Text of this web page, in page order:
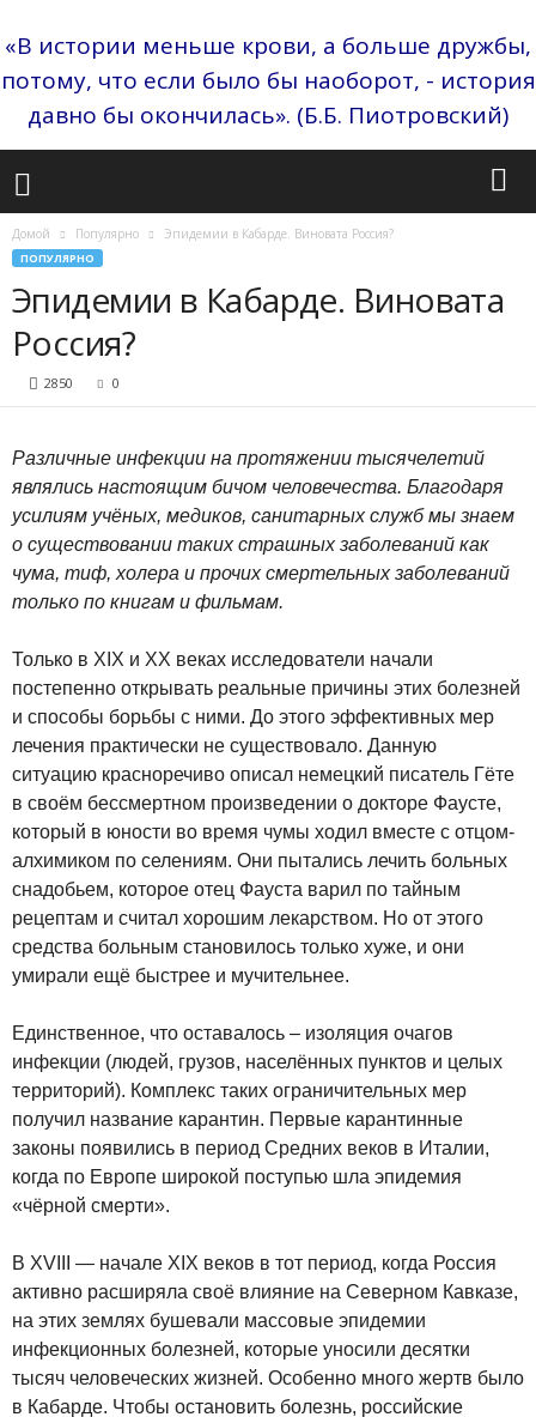
«В истории меньше крови, а больше дружбы,
потому, что если было бы наоборот, - история
давно бы окончилась». (Б.Б. Пиотровский)
Домой Популярно Эпидемии в Кабарде. Виновата Россия?
ПОПУЛЯРНО
Эпидемии в Кабарде. Виновата
Россия?
2850 0
Различные инфекции на протяжении тысячелетий
являлись настоящим бичом человечества. Благодаря
усилиям учёных, медиков, санитарных служб мы знаем
о существовании таких страшных заболеваний как
чума, тиф, холера и прочих смертельных заболеваний
только по книгам и фильмам.
Только в XIX и XX веках исследователи начали
постепенно открывать реальные причины этих болезней
и способы борьбы с ними. До этого эффективных мер
лечения практически не существовало. Данную
ситуацию красноречиво описал немецкий писатель Гёте
в своём бессмертном произведении о докторе Фаусте,
который в юности во время чумы ходил вместе с отцом-
алхимиком по селениям. Они пытались лечить больных
снадобьем, которое отец Фауста варил по тайным
рецептам и считал хорошим лекарством. Но от этого
средства больным становилось только хуже, и они
умирали ещё быстрее и мучительнее.
Единственное, что оставалось – изоляция очагов
инфекции (людей, грузов, населённых пунктов и целых
территорий). Комплекс таких ограничительных мер
получил название карантин. Первые карантинные
законы появились в период Средних веков в Италии,
когда по Европе широкой поступью шла эпидемия
«чёрной смерти».
В XVIII — начале XIX веков в тот период, когда Россия
активно расширяла своё влияние на Северном Кавказе,
на этих землях бушевали массовые эпидемии
инфекционных болезней, которые уносили десятки
тысяч человеческих жизней. Особенно много жертв было
в Кабарде. Чтобы остановить болезнь, российские